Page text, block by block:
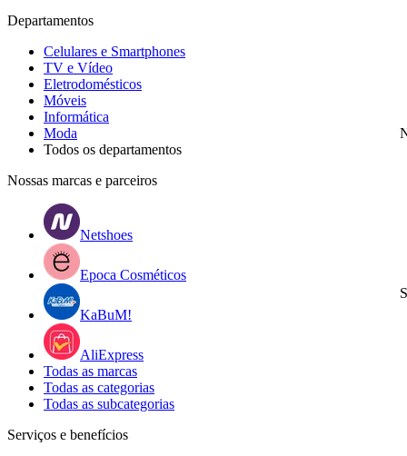
Departamentos
Celulares e Smartphones
TV e Vídeo
Eletrodomésticos
Móveis
Informática
Moda
Todos os departamentos
Nossas marcas e parceiros
Netshoes
Epoca Cosméticos
KaBuM!
AliExpress
Todas as marcas
Todas as categorias
Todas as subcategorias
Serviços e benefícios